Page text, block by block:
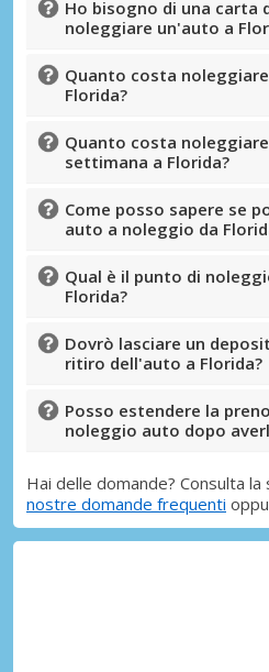
Ho bisogno di una carta
noleggiare un'auto a
Quanto costa
Florida?
Quanto costa
settimana a Florida?
Come posso sapere se
auto a noleggio da
Qual è il punto di
Florida?
Dovrò lasciare un
ritiro dell'auto a Florida?
Posso estendere la
noleggio auto dopo
Hai delle domande? Consulta la
nostre domande frequenti